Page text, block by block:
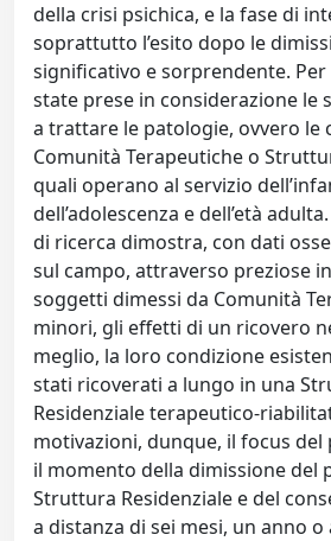
della crisi psichica, e la fase di
soprattutto l’esito dopo le
significativo e sorprendente.
state prese in considerazione
a trattare le patologie, ovvero le
Comunità Terapeutiche o
quali operano al servizio
dell’adolescenza e dell’età
di ricerca dimostra, con dati
sul campo, attraverso preziose
soggetti dimessi da Comunità
minori, gli effetti di un ricovero
meglio, la loro condizione
stati ricoverati a lungo in una
Residenziale terapeutico-
motivazioni, dunque, il focus
il momento della dimissione del
Struttura Residenziale e del
a distanza di sei mesi, un anno